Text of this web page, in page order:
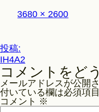
フ
ル
ズ
3680 × 2600
投
稿
ナ
ビ
ゲ
投稿:
IH4A2
コメントをど
メールアドレスが公開
付いている欄は必須項
コメント ※